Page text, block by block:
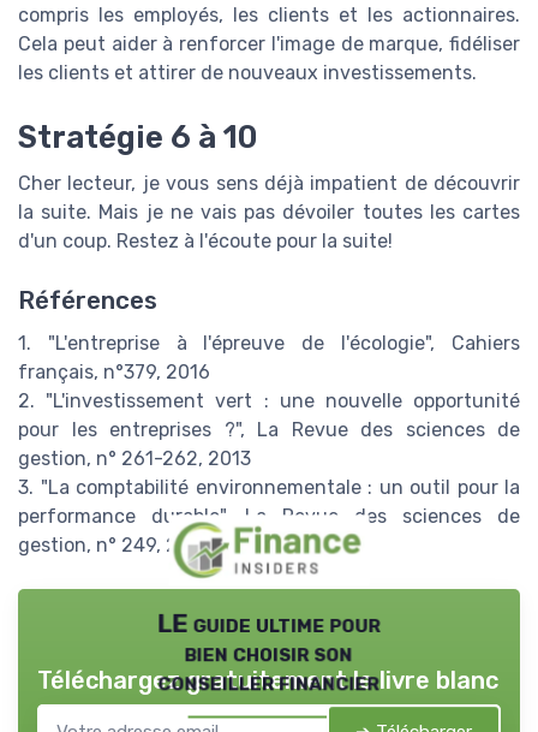
compris les employés, les clients et les actionnaires.
Cela peut aider à renforcer l'image de marque, fidéliser
les clients et attirer de nouveaux investissements.
Stratégie 6 à 10
Cher lecteur, je vous sens déjà impatient de découvrir
la suite. Mais je ne vais pas dévoiler toutes les cartes
d'un coup. Restez à l'écoute pour la suite!
Références
1. "L'entreprise à l'épreuve de l'écologie", Cahiers
français, n°379, 2016
2. "L'investissement vert : une nouvelle opportunité
pour les entreprises ?", La Revue des sciences de
gestion, n° 261-262, 2013
3. "La comptabilité environnementale : un outil pour la
performance durable", La Revue des sciences de
gestion, n° 249, 2010
LE guide ultime pour
bien choisir son
conseiller financier
Téléchargez gratuitement le livre blanc